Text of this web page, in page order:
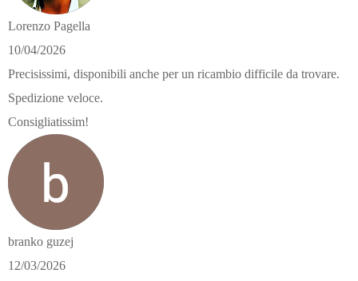
Lorenzo Pagella
10/04/2026
Precisissimi, disponibili anche per un ricambio difficile da trovare.
Spedizione veloce.
Consigliatissim!
branko guzej
12/03/2026